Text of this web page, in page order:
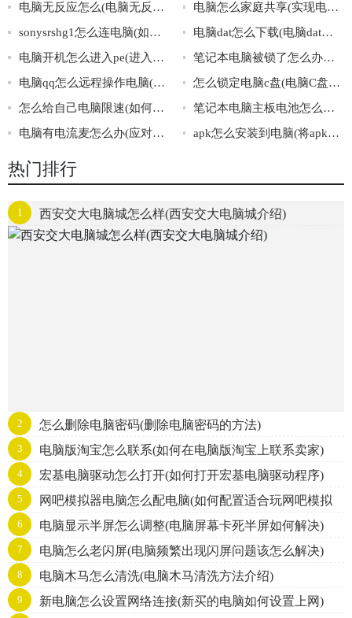
电脑无反应怎么(电脑无反应解决方法)
电脑怎么家庭共享(实现电脑家庭共享的方法)
sonysrshg1怎么连电脑(如何正确连接sonysrshg1和电脑)
电脑dat怎么下载(电脑dat文件下载方法)
电脑开机怎么进入pe(进入pe的方法)
笔记本电脑被锁了怎么办啊(笔记本电脑被锁了的解决方法)
电脑qq怎么远程操作电脑(学会电脑QQ远程操作电脑)
怎么锁定电脑c盘(电脑C盘锁定方法)
怎么给自己电脑限速(如何将电脑速度限制在一个安全的范围内)
笔记本电脑主板电池怎么换(换笔记本电脑主板电池的注意事项)
电脑有电流麦怎么办(应对电脑电流麦的几种方法)
apk怎么安装到电脑(将apk安装到电脑的步骤)
热门排行
1 西安交大电脑城怎么样(西安交大电脑城介绍)
2 怎么删除电脑密码(删除电脑密码的方法)
3 电脑版淘宝怎么联系(如何在电脑版淘宝上联系卖家)
4 宏基电脑驱动怎么打开(如何打开宏基电脑驱动程序)
5
网吧模拟器电脑怎么配电脑(如何配置适合玩网吧模拟
器的电脑)
6 电脑显示半屏怎么调整(电脑屏幕卡死半屏如何解决)
7 电脑怎么老闪屏(电脑频繁出现闪屏问题该怎么解决)
8 电脑木马怎么清洗(电脑木马清洗方法介绍)
9 新电脑怎么设置网络连接(新买的电脑如何设置上网)